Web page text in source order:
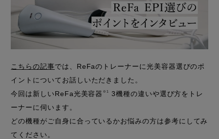
こちらの記事では、ReFaのトレーナーに光美容器選びのポ
イントについてお話しいただきました。
今回は新しいReFa光美容器 ※1
3機種の違いや選び方をトレ
ーナーに伺います。
どの機種がご自身に合っているかお悩みの方は参考にしてみ
てください。